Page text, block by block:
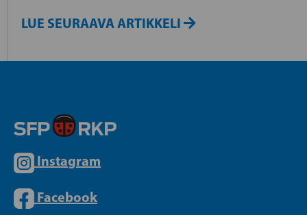
LUE SEURAAVA ARTIKKELI
Instagram
Facebook